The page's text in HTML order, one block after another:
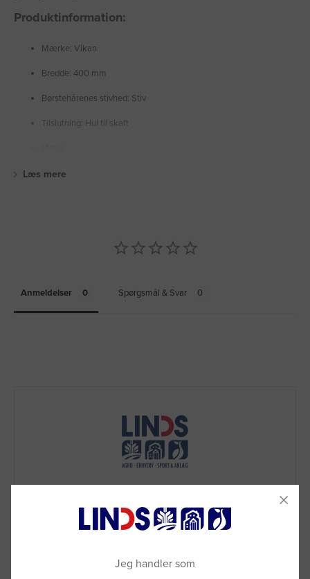
Produktinformation:
Mærke: Vikan
Bredde: 400 mm
Børstehårenes stivhed: Stiv
Tilslutning: Hul til skaft
Læs mere
Anmeldelser Spørgsmål & Svar
Jeg handler som